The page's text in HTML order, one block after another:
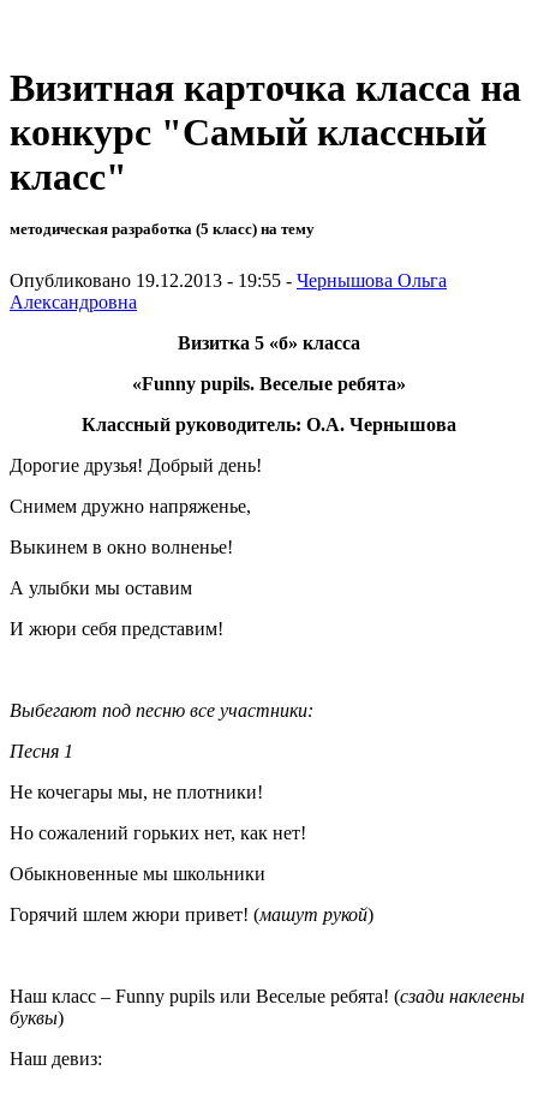
Визитная карточка класса на
конкурс "Самый классный
класс"
методическая разработка (5 класс) на тему
Опубликовано 19.12.2013 - 19:55 - Чернышова Ольга
Александровна
Визитка 5 «б» класса
«Funny pupils. Веселые ребята»
Классный руководитель: О.А. Чернышова
Дорогие друзья! Добрый день!
Снимем дружно напряженье,
Выкинем в окно волненье!
А улыбки мы оставим
И жюри себя представим!
Выбегают под песню все участники:
Песня 1
Не кочегары мы, не плотники!
Но сожалений горьких нет, как нет!
Обыкновенные мы школьники
Горячий шлем жюри привет! (машут рукой)
Наш класс – Funny pupils или Веселые ребята! (сзади наклеены
буквы)
Наш девиз: